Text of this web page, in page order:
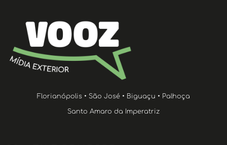
Florianópolis • São José • Biguaçu • Palhoça
Santo Amaro da Imperatriz